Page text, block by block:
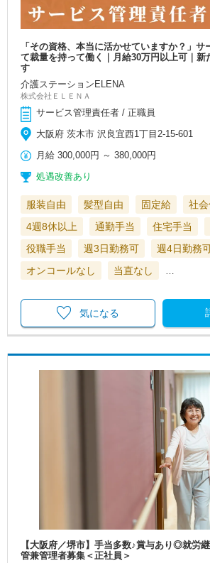
「その資格、本当に活かせていますか？」サ
て裁量を持って働く｜月給30万円以上可｜新
す
介護ステーションELENA
株式会社ＥＬＥＮＡ
サービス管理責任者 / 正職員
大阪府 茨木市 沢良宜西1丁目2-15-601
月給 300,000円 ～380,000円
処遇改善あり
服装自由 髪型自由 固定給
社
4週8休以上
通勤手当 住宅手当
役職手当
週3日勤務可
週4日勤務
オンコールなし
当直なし
気になる
【大阪府／堺市】手当多数♪賞与あり◎就労
管兼管理者募集＜正社員＞